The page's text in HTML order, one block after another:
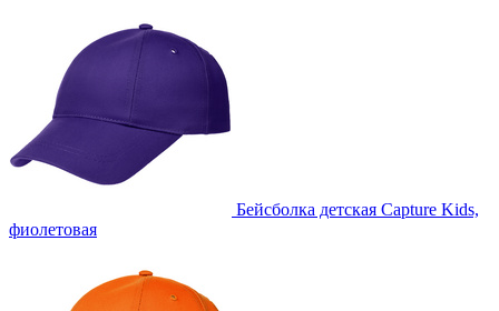
Бейсболка детская Capture Kids,
фиолетовая